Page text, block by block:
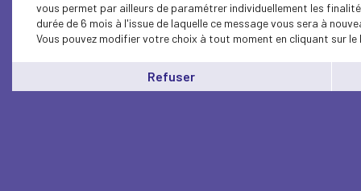
vous permet par ailleurs de paramétrer individuellement les
durée de 6 mois à l'issue de laquelle ce message vous sera à
Vous pouvez modifier votre choix à tout moment en cliquant sur le
Refuser